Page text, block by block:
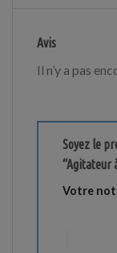
Avis
Il n’y a pas
Soyez le
“Agitateur
Votre